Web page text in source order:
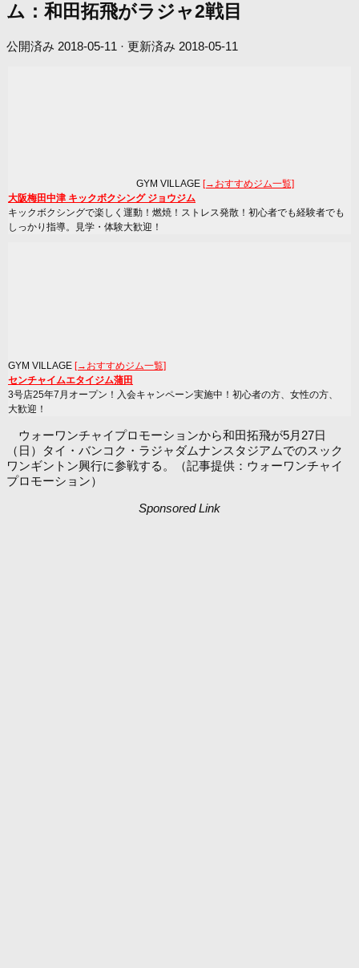
ム：和田拓飛がラジャ2戦目
公開済み 2018-05-11 · 更新済み 2018-05-11
GYM VILLAGE [→おすすめジム一覧]
大阪梅田中津 キックボクシング ジョウジム
キックボクシングで楽しく運動！燃焼！ストレス発散！初心者でも経験者でも
しっかり指導。見学・体験大歓迎！
GYM VILLAGE [→おすすめジム一覧]
センチャイムエタイジム蒲田
3号店25年7月オープン！入会キャンペーン実施中！初心者の方、女性の方、
大歓迎！
ウォーワンチャイプロモーションから和田拓飛が5月27日
（日）タイ・バンコク・ラジャダムナンスタジアムでのスック
ワンギントン興行に参戦する。（記事提供：ウォーワンチャイ
プロモーション）
Sponsored Link